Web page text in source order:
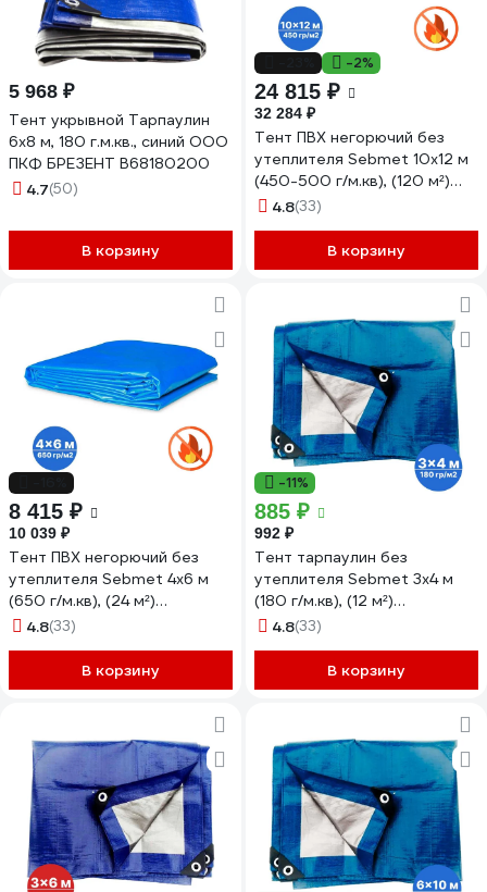
5 968 ₽
Тент укрывной Тарпаулин
6х8 м, 180 г.м.кв., синий ООО
ПКФ БРЕЗЕНТ В68180200
4.7(50)
В корзину
-2%
24 815 ₽
32 284 ₽
Тент ПВХ негорючий без
утеплителя Sebmet 10x12 м
(450-500 г/м.кв), (120 м²)
TD07904501012П
4.8(33)
В корзину
8 415 ₽
10 039 ₽
Тент ПВХ негорючий без
утеплителя Sebmet 4x6 м
(650 г/м.кв), (24 м²)
TD079065046П
4.8(33)
В корзину
-11%
885 ₽
992 ₽
Тент тарпаулин без
утеплителя Sebmet 3x4 м
(180 г/м.кв), (12 м²)
TD079018034Т
4.8(33)
В корзину